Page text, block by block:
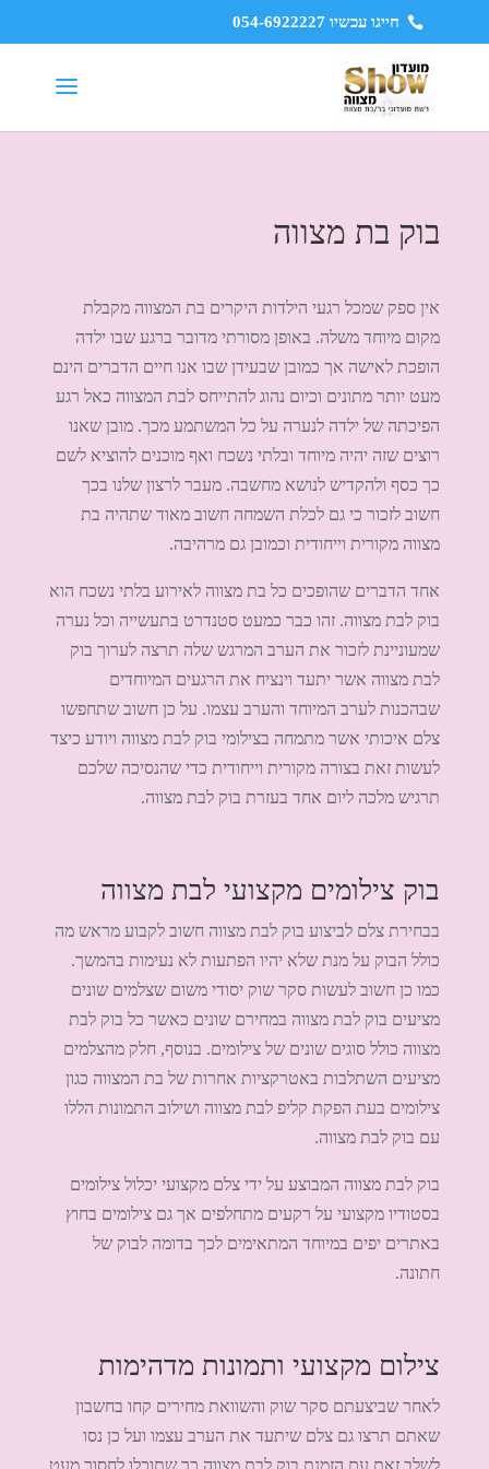
חייגו עכשיו 054-6922227
בוק בת מצווה
אין ספק שמכל רגעי הילדות היקרים בת המצווה מקבלת
מקום מיוחד משלה. באופן מסורתי מדובר ברגע שבו ילדה
הופכת לאישה אך כמובן שבעידן שבו אנו חיים הדברים הינם
מעט יותר מתונים וכיום נהוג להתייחס לבת המצווה כאל רגע
הפיכתה של ילדה לנערה על כל המשתמע מכך. מובן שאנו
רוצים שזה יהיה מיוחד ובלתי נשכח ואף מוכנים להוציא לשם
כך כסף ולהקדיש לנושא מחשבה. מעבר לרצון שלנו בכך
חשוב לזכור כי גם לכלת השמחה חשוב מאוד שתהיה בת
מצווה מקורית וייחודית וכמובן גם מרהיבה.
אחד הדברים שהופכים כל בת מצווה לאירוע בלתי נשכח הוא
בוק לבת מצווה. זהו כבר כמעט סטנדרט בתעשייה וכל נערה
שמעוניינת לזכור את הערב המרגש שלה תרצה לערוך בוק
לבת מצווה אשר יתעד וינציח את הרגעים המיוחדים
שבהכנות לערב המיוחד והערב עצמו. על כן חשוב שתחפשו
צלם איכותי אשר מתמחה בצילומי בוק לבת מצווה ויודע כיצד
לעשות זאת בצורה מקורית וייחודית כדי שהנסיכה שלכם
תרגיש מלכה ליום אחד בעזרת בוק לבת מצווה.
בוק צילומים מקצועי לבת מצווה
בבחירת צלם לביצוע בוק לבת מצווה חשוב לקבוע מראש מה
כולל הבוק על מנת שלא יהיו הפתעות לא נעימות בהמשך.
כמו כן חשוב לעשות סקר שוק יסודי משום שצלמים שונים
מציעים בוק לבת מצווה במחירם שונים כאשר כל בוק לבת
מצווה כולל סוגים שונים של צילומים. בנוסף, חלק מהצלמים
מציעים השתלבות באטרקציות אחרות של בת המצווה כגון
צילומים בעת הפקת קליפ לבת מצווה ושילוב התמונות הללו
עם בוק לבת מצווה.
בוק לבת מצווה המבוצע על ידי צלם מקצועי יכלול צילומים
בסטודיו מקצועי על רקעים מתחלפים אך גם צילומים בחוץ
באתרים יפים במיוחד המתאימים לכך בדומה לבוק של
חתונה.
צילום מקצועי ותמונות מדהימות
לאחר שביצעתם סקר שוק והשוואת מחירים קחו בחשבון
שאתם תרצו גם צלם שיתעד את הערב עצמו ועל כן נסו
לשלב זאת עם הזמנת בוק לבת מצווה כך שתוכלו לחסוך מעט